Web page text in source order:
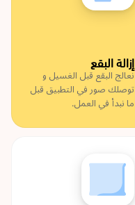
إزالة البقع
نعالج البقع قبل الغسيل و
توصلك صور في التطبيق قبل
ما نبدأ في العمل.